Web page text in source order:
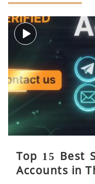
Top 15 Best
Accounts in